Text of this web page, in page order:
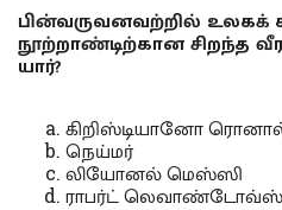
பின்வருவனவற்றில் உலகக்
நூற்றாண்டிற்கான சிறந்த
யார்?
கிறிஸ்டியானோ
நெய்மர்
லியோனல் மெஸ்ஸி
ராபர்ட்